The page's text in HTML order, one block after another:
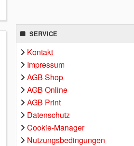
SERVICE
Kontakt
Impressum
AGB Shop
AGB Online
AGB Print
Datenschutz
Cookie-Manager
Nutzungsbedingungen